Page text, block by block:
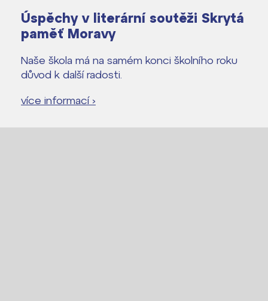
Úspěchy v literární soutěži Skrytá
paměť Moravy
Naše škola má na samém konci školního roku
důvod k další radosti.
více informací ›